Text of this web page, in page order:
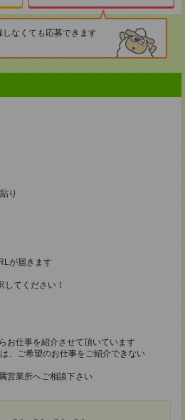
しなくても応募できます
り
が届きます
てください！
お仕事を紹介させて頂いています
、ご希望のお仕事をご紹介できない
営業所へご相談下さい